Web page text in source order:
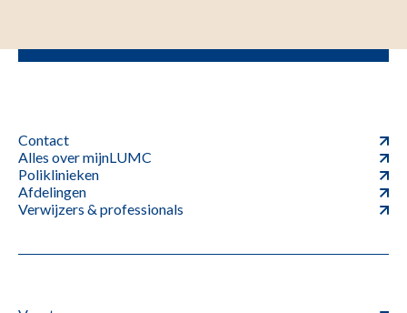
Contact
Alles over mijnLUMC
Poliklinieken
Afdelingen
Verwijzers & professionals